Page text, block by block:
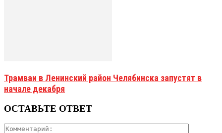
Трамваи в Ленинский район Челябинска запустят в
начале декабря
ОСТАВЬТЕ ОТВЕТ